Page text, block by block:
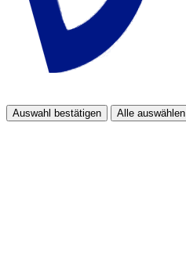
Auswahl bestätigen Alle auswählen